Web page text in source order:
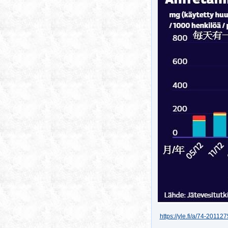
https://yle.fi/a/74-